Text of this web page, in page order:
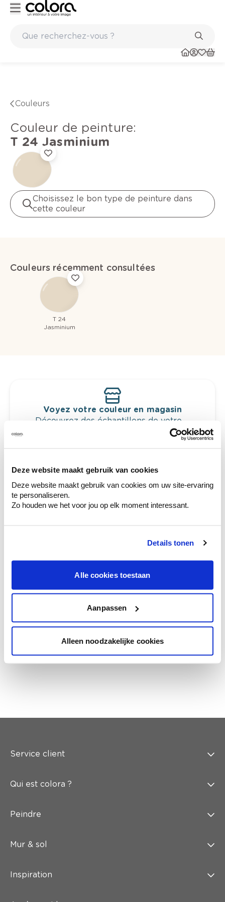
Deze website maakt gebruik van cookies
Deze website maakt gebruik van cookies om uw site-ervaring
te personaliseren.
Zo houden we het voor jou op elk moment interessant.
Details tonen
Alle cookies toestaan
Aanpassen
Alleen noodzakelijke cookies
Couleurs
Couleur de peinture:
T 24 Jasminium
Choisissez le bon type de peinture dans
cette couleur
Couleurs récemment consultées
T 24
Jasminium
Voyez votre couleur en magasin
Découvrez des échantillons de votre
Obtenez des conseils personnalisés sur la
combinaison de couleurs.
Conseil couleur à domicile
l'éclairage et de votre mobilier.
Obtenez un contrôle technologique de vos
murs.
Service client
Qui est colora ?
Peindre
Mur & sol
Inspiration